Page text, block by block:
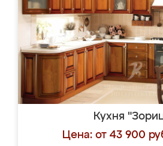
Кухня
Цена: от 43 900